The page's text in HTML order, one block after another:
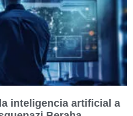
inteligencia artificial a